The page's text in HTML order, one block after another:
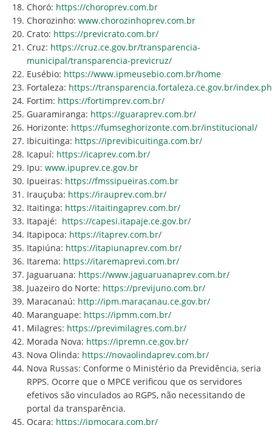
Choró: https://choroprev.com.br
Chorozinho: www.chorozinhoprev.com.br
Crato: https://previcrato.com.br/
Cruz: https://cruz.ce.gov.br/transparencia-
municipal/transparencia-previcruz/
Eusébio: https://www.ipmeusebio.com.br/home
Fortaleza: https://transparencia.fortaleza.ce.gov.br/
Fortim: https://fortimprev.com.br/
Guaramiranga: https://guaraprev.com.br/
Horizonte: https://fumseghorizonte.com.br/institucional/
Ibicuitinga: https://iprevibicuitinga.com.br/
Icapuí: https://icaprev.com.br/
Ipu: www.ipuprev.ce.gov.br
Ipueiras: https://fmssipueiras.com.br
Irauçuba: https://irauprev.com.br/
Itaitinga: https://itaitingaprev.com.br/
Itapajé: https://capesi.itapaje.ce.gov.br/
Itapipoca: https://itaprev.com.br/
Itapiúna: https://itapiunaprev.com.br/
Itarema: https://itaremaprevi.com.br/
Jaguaruana: https://www.jaguaruanaprev.com.br/
Juazeiro do Norte: https://previjuno.com.br/
Maracanaú: http://ipm.maracanau.ce.gov.br/
Maranguape: https://ipmm.com.br/
Milagres: https://previmilagres.com.br/
Morada Nova: https://ipremn.ce.gov.br/
Nova Olinda: https://novaolindaprev.com.br/
Nova Russas: Conforme o Ministério da Previdência, seria
RPPS. Ocorre que o MPCE verificou que os servidores
efetivos são vinculados ao RGPS, não necessitando de
portal da transparência.
Ocara: https://ipmocara.com.br/